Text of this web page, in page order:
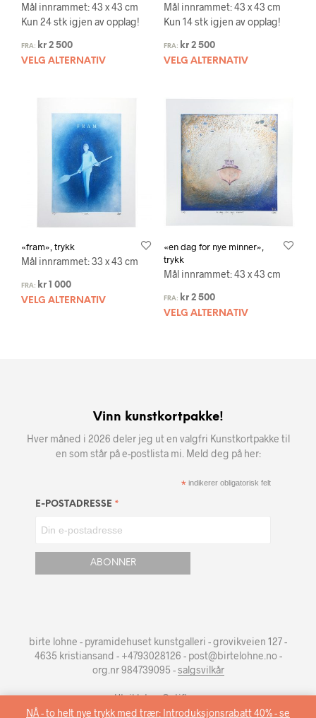
NÅ - to helt nye trykk med trær: Introduksjonsrabatt 40% - se
Mål innrammet: 43 x 43 cm
Kun 24 stk igjen av opplag!
FRA: kr 2 500
VELG ALTERNATIV
Mål innrammet: 43 x 43 cm
Kun 14 stk igjen av opplag!
FRA: kr2 500
VELG ALTERNATIV
«fram», trykk
Mål innrammet: 33 x 43 cm
FRA: kr 1 000
VELG ALTERNATIV
«en dag for nye minner»,
trykk
Mål innrammet: 43 x 43 cm
FRA: kr2 500
VELG ALTERNATIV
Vinn kunstkortpakke!
Hver måned i 2026 deler jeg ut en valgfri Kunstkortpakke til
en som står på e-postlista mi. Meld deg på her:
* indikerer obligatorisk felt
E-POSTADRESSE *
birte lohne - pyramidehuset kunstgalleri - grovikveien 127 -
4635 kristiansand - +4793028126 - post@birtelohne.no -
org.nr 984739095 -salgsvilkår
Utviklet avOptiflow.